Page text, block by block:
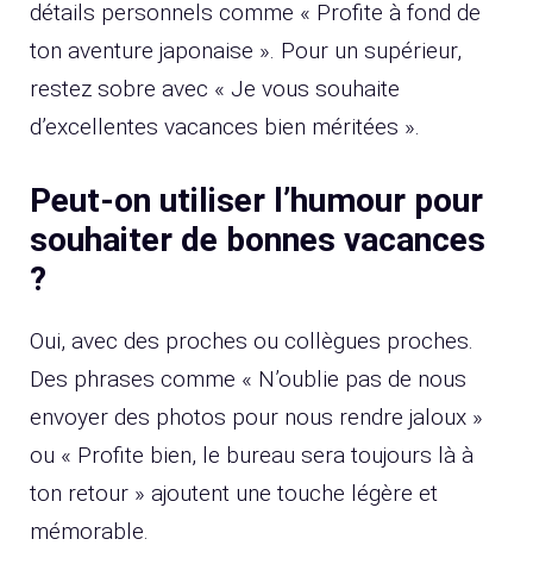
détails personnels comme « Profite à fond de
ton aventure japonaise ». Pour un supérieur,
restez sobre avec « Je vous souhaite
d’excellentes vacances bien méritées ».
Peut-on utiliser l’humour pour
souhaiter de bonnes vacances
?
Oui, avec des proches ou collègues proches.
Des phrases comme « N’oublie pas de nous
envoyer des photos pour nous rendre jaloux »
ou « Profite bien, le bureau sera toujours là à
ton retour » ajoutent une touche légère et
mémorable.